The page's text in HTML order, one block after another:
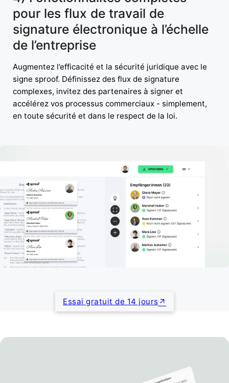
pour les flux de travail de
signature électronique à l’échelle
de l’entreprise
Augmentez l’efficacité et la sécurité juridique avec le
signe sproof. Définissez des flux de signature
complexes, invitez des partenaires à signer et
accélérez vos processus commerciaux - simplement,
en toute sécurité et dans le respect de la loi.
Essai gratuit de 14 jours